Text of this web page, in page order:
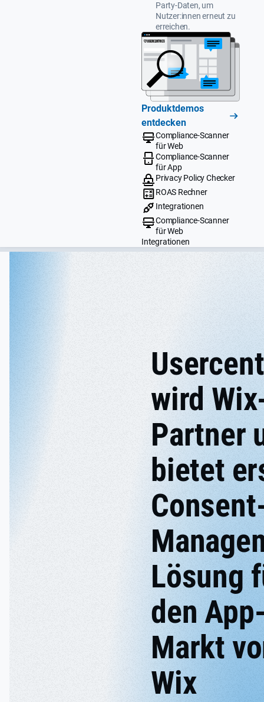
Party-Daten, um
Nutzer:innen erneut zu
erreichen.
Produktdemos
entdecken
Compliance-Scanner
für Web
Compliance-Scanner
für App
Privacy Policy Checker
ROAS Rechner
Integrationen
Compliance-Scanner
für Web
Integrationen
wird
Partner
bietet
Lösung
den
Markt
Wix